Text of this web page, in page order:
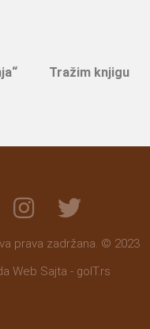
Tražim knjigu
prava zadržana. © 2023
Web Sajta - goIT.rs